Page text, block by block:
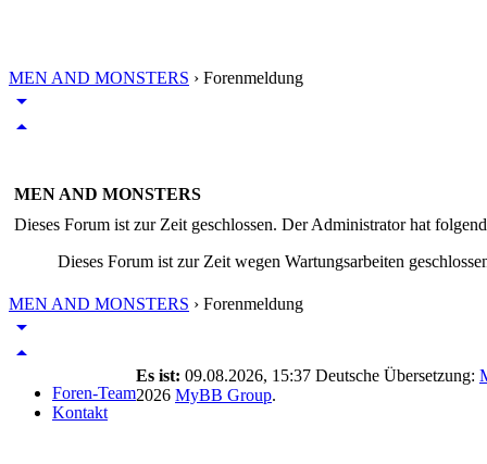
MEN AND MONSTERS › Forenmeldung
arrow_drop_down
arrow_drop_up
MEN AND MONSTERS
Dieses Forum ist zur Zeit geschlossen. Der Administrator hat
Dieses Forum ist zur Zeit wegen Wartungsarbeiten
MEN AND MONSTERS › Forenmeldung
arrow_drop_down
arrow_drop_up
Foren-Team
Kontakt
Es ist: 09.08.2026, 15:37 Deutsche Übersetzung:
2026 MyBB Group.